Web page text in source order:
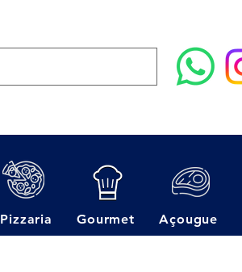
Pizzaria Gourmet Açougue